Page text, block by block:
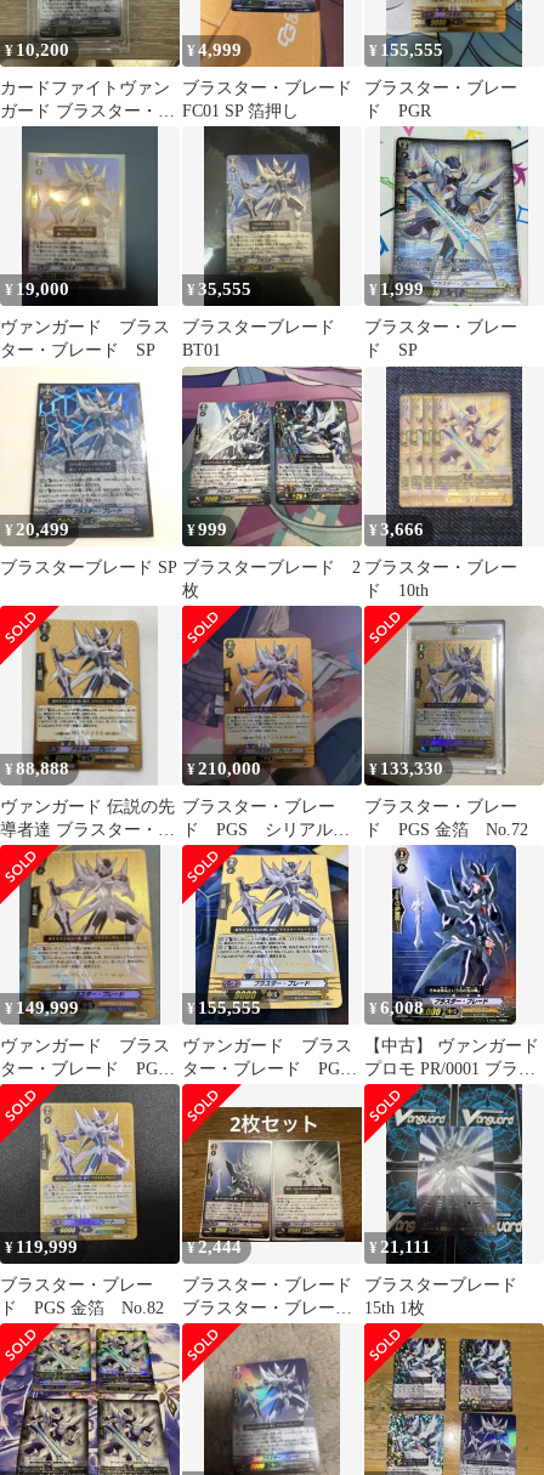
¥ 10,200
カードファイトヴァン
ガード ブラスター・ブ
¥4,999
ブラスター・ブレード
FC01 SP 箔押し
¥ 155,555
ブラスター・ブレー
ド PGR
¥ 19,000
ヴァンガード ブラス
ター・ブレード SP
¥35,555
ブラスターブレード
BT01
¥ 1,999
ブラスター・ブレー
ド SP
¥20,499
ブラスターブレード SP
¥999
ブラスターブレード 2
枚
¥3,666
ブラスター・ブレー
ド 10th
¥88,888
ヴァンガード 伝説の先
導者達 ブラスター・ブ
レード PGS No.70
¥210,000
ブラスター・ブレー
ド PGS シリアルナ
ンバー No.81
¥ 133,330
ブラスター・ブレー
ド PGS 金箔 No.72
¥ 149,999
ヴァンガード ブラス
ター・ブレード PGS
伝説の先導者達
¥ 155,555
ヴァンガード ブラス
ター・ブレード PGS
金箔 シリアル
¥6,008
【中古】 ヴァンガード
プロモ PR/0001 ブラス
ター・ブレード
¥ 119,999
ブラスター・ブレー
ド PGS 金箔 No.82
¥2,444
ブラスター・ブレード
ブラスター・ブレー
ド・バースト2枚セット
¥ 21,111
ブラスターブレード
15th 1枚